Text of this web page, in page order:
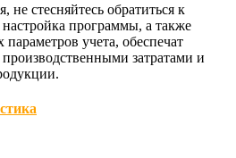
стесняйтесь обратиться к
программы, а также
учета, обеспечат
затратами и